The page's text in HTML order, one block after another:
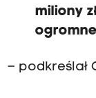
miliony
– podkreślał